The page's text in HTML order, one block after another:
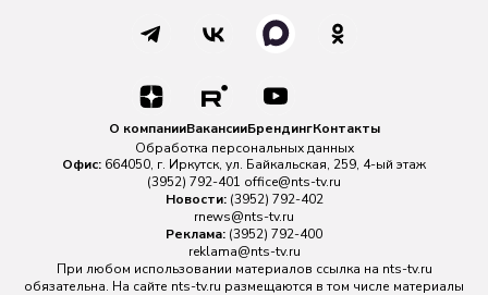
О компанииВакансииБрендингКонтакты
Обработка персональных данных
Офис: 664050, г. Иркутск, ул. Байкальская, 259, 4-ый этаж
(3952) 792-401 office@nts-tv.ru
Новости: (3952) 792-402
rnews@nts-tv.ru
Реклама: (3952) 792-400
reklama@nts-tv.ru
При любом использовании материалов ссылка на nts-tv.ru
обязательна. На сайте nts-tv.ru размещаются в том числе материалы